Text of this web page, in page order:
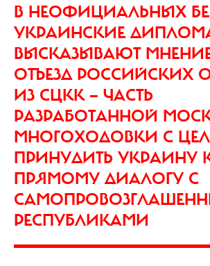
В НЕОФИЦИАЛЬНЫХ
УКРАИНСКИЕ
ВЫСКАЗЫВАЮТ
ОТЪЕЗД РОССИЙСКИХ
ИЗ СЦКК — ЧАСТЬ
РАЗРАБОТАННОЙ
МНОГОХОДОВКИ С
ПРИНУДИТЬ УКРАИНУ
ПРЯМОМУ ДИАЛОГУ С
РЕСПУБЛИКАМИ